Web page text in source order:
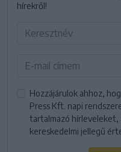
hírekről!
Hozzájárulok ahhoz,
Press Kft. napi
tartalmazó hírleveleket,
kereskedelmi jellegű